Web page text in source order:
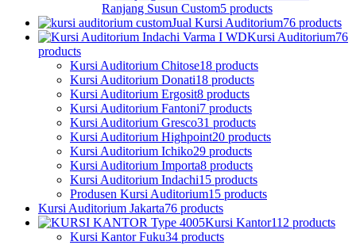
Ranjang Susun Custom5 products
Jual Kursi Auditorium76 products
Kursi Auditorium76
products
Kursi Auditorium Chitose18 products
Kursi Auditorium Donati18 products
Kursi Auditorium Ergosit8 products
Kursi Auditorium Fantoni7 products
Kursi Auditorium Gresco31 products
Kursi Auditorium Highpoint20 products
Kursi Auditorium Ichiko29 products
Kursi Auditorium Importa8 products
Kursi Auditorium Indachi15 products
Produsen Kursi Auditorium15 products
Kursi Auditorium Jakarta76 products
Kursi Kantor112 products
Kursi Kantor Fuku34 products